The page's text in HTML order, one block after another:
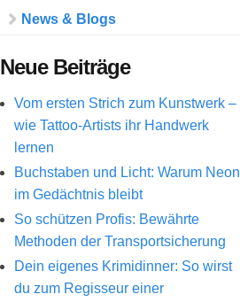
News & Blogs
Neue Beiträge
Vom ersten Strich zum Kunstwerk –
wie Tattoo-Artists ihr Handwerk
lernen
Buchstaben und Licht: Warum Neon
im Gedächtnis bleibt
So schützen Profis: Bewährte
Methoden der Transportsicherung
Dein eigenes Krimidinner: So wirst
du zum Regisseur einer